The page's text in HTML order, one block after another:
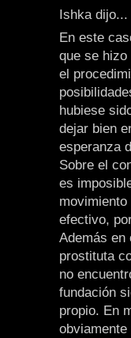
Ishka dijo...
En este
que se
el
hubiese
dejar bien
esperanza
Sobre el
es
efectivo,
Además en
prostituta
no
fundación
propio. En